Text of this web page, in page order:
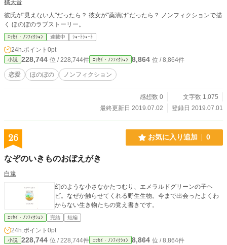
橘天音
彼氏が"見えない人"だったら？ 彼女が"薬漬け"だったら？ ノンフィクションで描
く ほのぼのラブストーリー。
ｴｯｾｲ・ﾉﾝﾌｨｸｼｮﾝ 連載中 ｼｮｰﾄｼｮｰﾄ
24h.ポイント 0pt
小説 228,744 位 / 228,744件 ｴｯｾｲ・ﾉﾝﾌｨｸｼｮﾝ 8,864 位 / 8,864件
恋愛 ほのぼの ノンフィクション
感想数 0
文字数 1,075
最終更新日 2019.07.02
登録日 2019.07.01
26 お気に入り追加 0
なぞのいきものおぼえがき
白遠
幻のような小さなかたつむり、エメラルドグリーンの子ヘ
ビ。なぜか触らせてくれる野生生物。今まで出会ったよくわ
からない生き物たちの覚え書きです。
ｴｯｾｲ・ﾉﾝﾌｨｸｼｮﾝ 完結 短編
24h.ポイント 0pt
小説 228,744 位 / 228,744件 ｴｯｾｲ・ﾉﾝﾌｨｸｼｮﾝ 8,864 位 / 8,864件